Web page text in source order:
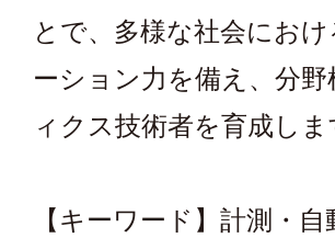
とで、多様な社会にお
ーション力を備え、分
ィクス技術者を育成しま
【キーワード】計測・